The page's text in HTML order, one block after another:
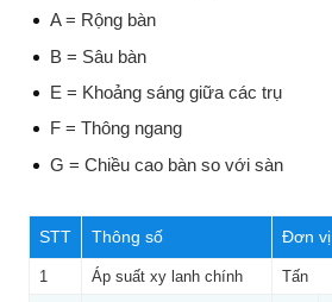
A = Rộng bàn
B = Sâu bàn
E = Khoảng sáng giữa các trụ
F = Thông ngang
G = Chiều cao bàn so với sàn
STT Thông số Đơn vị
1 Áp suất xy lanh chính Tấn